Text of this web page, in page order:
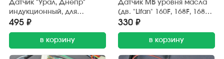
Датчик "Урал, Днепр"
индукционный, для
бесконтактного зажигания
495 ₽
в корзину
Датчик МБ уровня масла
(дв. "Lifan" 160F, 168F, 168F-
2, 173F, 177F, 182F)
330 ₽
в корзину